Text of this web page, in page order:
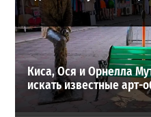
Киса, Ося и Орнелла
искать известные